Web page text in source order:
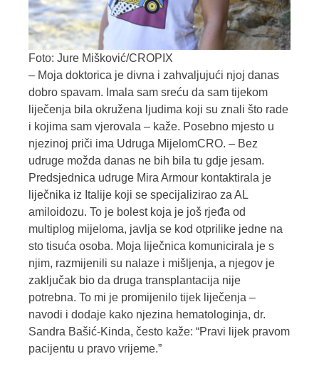
Foto: Jure Mišković/CROPIX
– Moja doktorica je divna i zahvaljujući njoj danas
dobro spavam. Imala sam sreću da sam tijekom
liječenja bila okružena ljudima koji su znali što rade
i kojima sam vjerovala – kaže. Posebno mjesto u
njezinoj priči ima Udruga MijelomCRO. – Bez
udruge možda danas ne bih bila tu gdje jesam.
Predsjednica udruge Mira Armour kontaktirala je
liječnika iz Italije koji se specijalizirao za AL
amiloidozu. To je bolest koja je još rjeđa od
multiplog mijeloma, javlja se kod otprilike jedne na
sto tisuća osoba. Moja liječnica komunicirala je s
njim, razmijenili su nalaze i mišljenja, a njegov je
zaključak bio da druga transplantacija nije
potrebna. To mi je promijenilo tijek liječenja –
navodi i dodaje kako njezina hematologinja, dr.
Sandra Bašić-Kinda, često kaže: “Pravi lijek pravom
pacijentu u pravo vrijeme.”